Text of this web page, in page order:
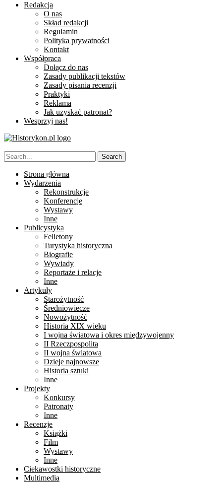
Redakcja
O nas
Skład redakcji
Regulamin
Polityka prywatności
Kontakt
Współpraca
Dołącz do nas
Zasady publikacji tekstów
Zasady pisania recenzji
Praktyki
Reklama
Jak uzyskać patronat?
Wesprzyj nas!
Strona główna
Wydarzenia
Rekonstrukcje
Konferencje
Wystawy
Inne
Publicystyka
Felietony
Turystyka historyczna
Biografie
Wywiady
Reportaże i relacje
Inne
Artykuły
Starożytność
Średniowiecze
Nowożytność
Historia XIX wieku
I wojna światowa i okres międzywojenny
II Rzeczpospolita
II wojna światowa
Dzieje najnowsze
Historia sztuki
Inne
Projekty
Konkursy
Patronaty
Inne
Recenzje
Książki
Film
Wystawy
Inne
Ciekawostki historyczne
Multimedia